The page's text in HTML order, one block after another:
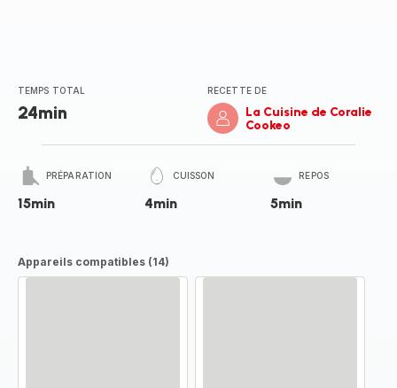
TEMPS TOTAL
24min
RECETTE DE
La Cuisine de Coralie
Cookeo
PRÉPARATION
15min
CUISSON
4min
REPOS
5min
Appareils compatibles (14)